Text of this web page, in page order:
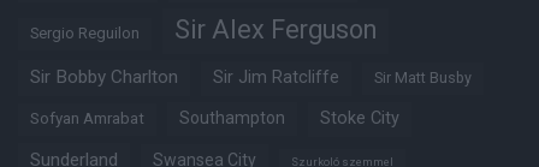
Sergio Reguilon Sir Alex Ferguson
Sir Bobby Charlton Sir Jim Ratcliffe Sir Matt Busby
Sofyan Amrabat Southampton Stoke City
Sunderland Swansea City Szurkoló szemmel